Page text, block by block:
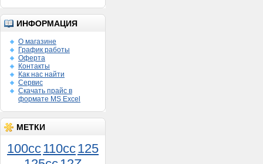
ИНФОРМАЦИЯ
О магазине
График работы
Оферта
Контакты
Как нас найти
Сервис
Скачать прайс в
формате MS Excel
МЕТКИ
100cc110cc125